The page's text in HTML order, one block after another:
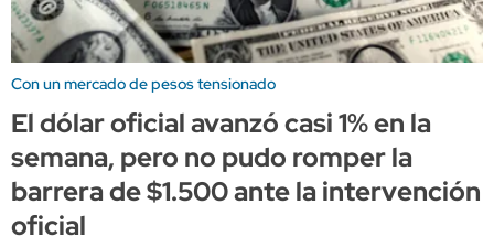
Con un mercado de pesos tensionado
El dólar oficial avanzó casi 1% en la
semana, pero no pudo romper la
barrera de $1.500 ante la intervención
oficial